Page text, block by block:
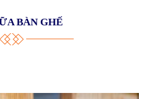
BÀN GHẾ